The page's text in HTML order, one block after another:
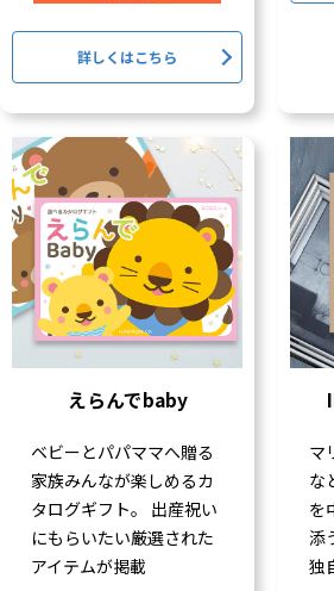
詳しくはこちら
えらんでbaby
ベビーとパパママへ贈る
家族みんなが楽しめるカ
タログギフト。 出産祝い
にもらいたい厳選された
アイテムが掲載
マ
な
を
添
独